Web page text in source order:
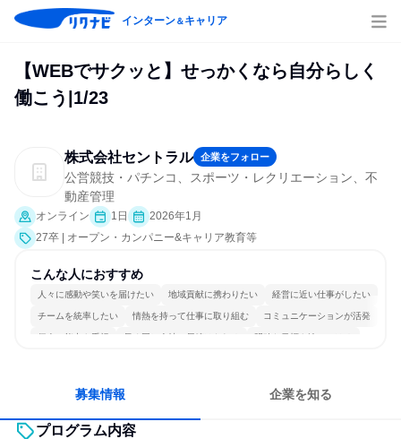
インターン＆キャリア
【WEBでサクッと】せっかくなら自分らしく
働こう|1/23
株式会社セントラル 企業をフォロー
公営競技・パチンコ、スポーツ・レクリエーション、不
動産管理
オンライン 1日
2026年1月
27卒 | オープン・カンパニー&キャリア教育等
こんな人におすすめ
人々に感動や笑いを届けたい 地域貢献に携わりたい 経営に近い仕事がしたい
チームを統率したい 情熱を持って仕事に取り組む コミュニケーションが活発
個人の能力を重視 長く同じ会社に居続けられる 明確な目標を追いかける
募集情報 企業を知る
プログラム内容